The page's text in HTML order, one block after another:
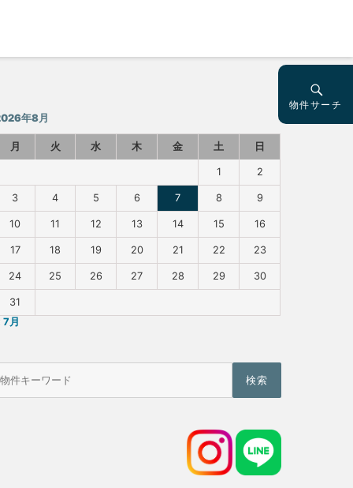
物件サーチ
年8月
月 火 水 木 金 土 日
1 2
3 4 5 6 7 8 9
10 11 12 13 14 15 16
17 18 19 20 21 22 23
24 25 26 27 28 29 30
31
7月
件